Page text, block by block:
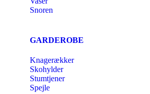
Snoren
GARDEROBE
Knagerækker
Skohylder
Stumtjener
Spejle